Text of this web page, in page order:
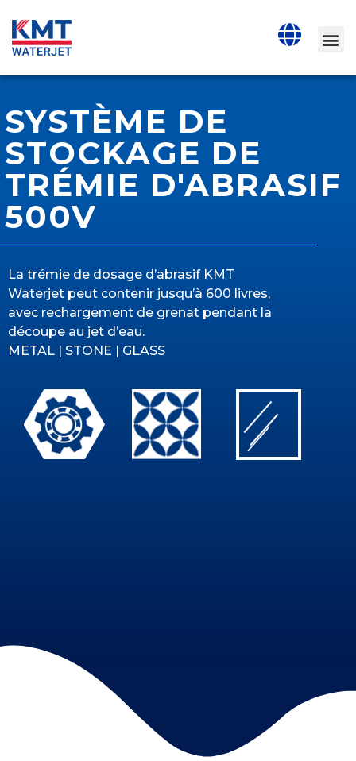
SYSTÈME DE
STOCKAGE DE
TRÉMIE D'ABRASIF
500V
La trémie de dosage d’abrasif KMT
Waterjet peut contenir jusqu’à 600 livres,
avec rechargement de grenat pendant la
découpe au jet d’eau.
METAL | STONE | GLASS